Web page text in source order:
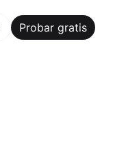
Probar gratis